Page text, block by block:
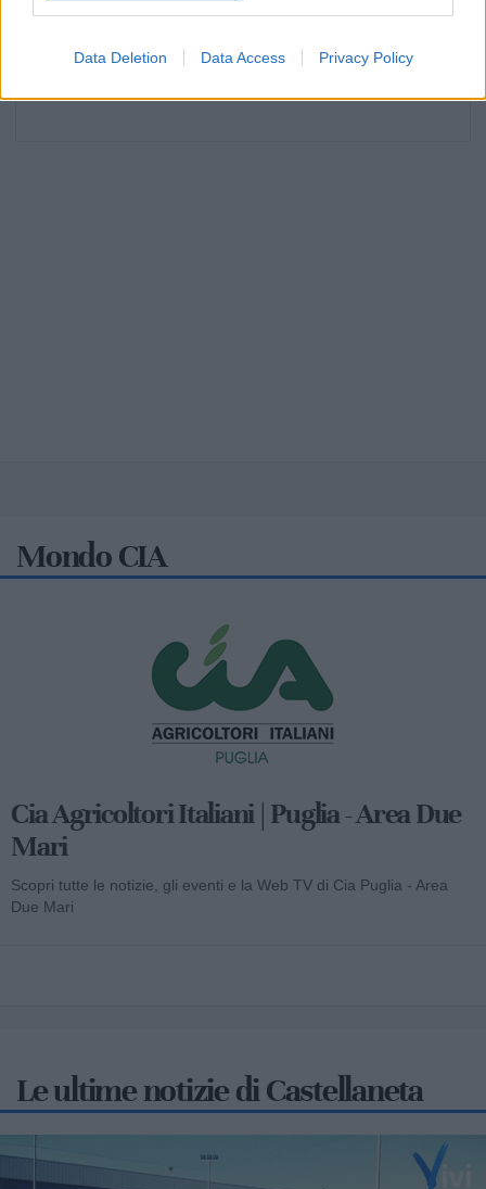
Data Deletion Data Access Privacy Policy
Pubblica illuminazione
Mondo CIA
Cia Agricoltori Italiani | Puglia - Area Due
Mari
Scopri tutte le notizie, gli eventi e la Web TV di Cia Puglia - Area
Due Mari
Le ultime notizie di Castellaneta